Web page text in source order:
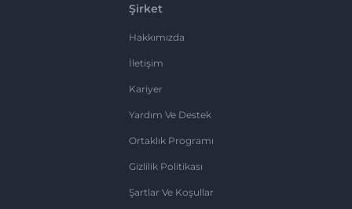
Şirket
Hakkımızda
İletişim
Kariyer
Yardım Ve Destek
Ortaklık Programı
Gizlilik Politikası
Şartlar Ve Koşullar